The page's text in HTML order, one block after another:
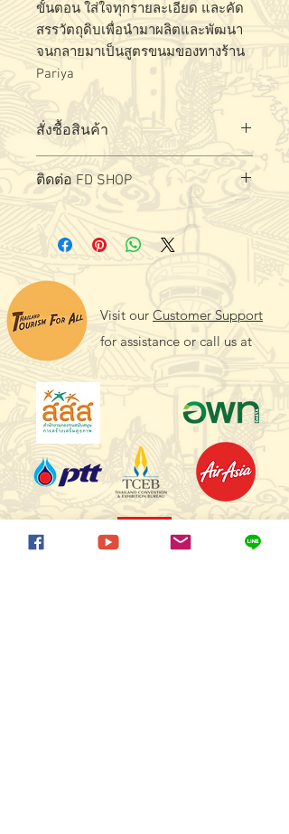
ขั้นตอน ใส่ใจทุกรายละเอียด และคัด
สรรวัตถุดิบเพื่อนำมาผลิตและพัฒนา
จนกลายมาเป็นสูตรขนมของทางร้าน
Pariya
สั่งซื้อสินค้า
สอบถาม - สั่งซื้อได้ที่
ติดต่อ FD SHOP
Visit our Customer Support
for assistance or call us at